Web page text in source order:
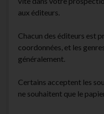
A propos
facebookinstagramyoutubeemail-
aux éditeurs.
Chacun des éditeurs est
coordonnées, et les
généralement.
Certains acceptent les
ne souhaitent que le